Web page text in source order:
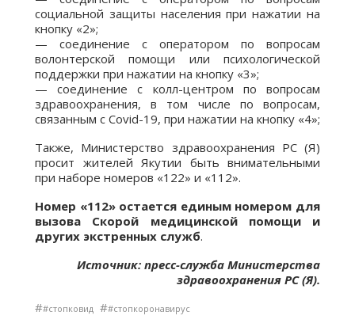
социальной защиты населения при нажатии на
кнопку «2»;
— соединение с оператором по вопросам
волонтерской помощи или психологической
поддержки при нажатии на кнопку «3»;
— соединение с колл-центром по вопросам
здравоохранения, в том числе по вопросам,
связанным с Covid-19, при нажатии на кнопку «4»;
Также, Министерство здравоохранения РС (Я)
просит жителей Якутии быть внимательными
при наборе номеров «122» и «112».
Номер «112» остается единым номером для
вызова Скорой медицинской помощи и
других экстренных служб.
Источник: пресс-служба Министерства
здравоохранения РС (Я).
##стопковид ##стопкоронавирус